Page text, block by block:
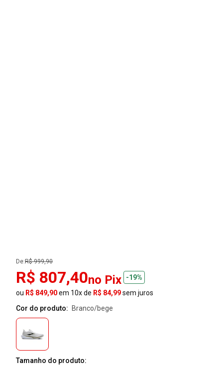
De:R$ 999,90
R$ 807,40no Pix
-19%
ou R$ 849,90em 10x de R$ 84,99sem juros
Cor do produto:
branco/bege
Tamanho do produto: